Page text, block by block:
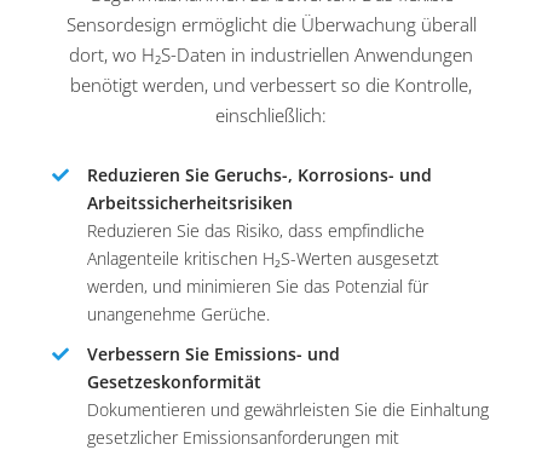
Sensordesign ermöglicht die Überwachung überall
dort, wo H₂S-Daten in industriellen Anwendungen
benötigt werden, und verbessert so die Kontrolle,
einschließlich:
Reduzieren Sie Geruchs-, Korrosions- und
Arbeitssicherheitsrisiken
Reduzieren Sie das Risiko, dass empfindliche
Anlagenteile kritischen H₂S-Werten ausgesetzt
werden, und minimieren Sie das Potenzial für
unangenehme Gerüche.
Verbessern Sie Emissions- und
Gesetzeskonformität
Dokumentieren und gewährleisten Sie die Einhaltung
gesetzlicher Emissionsanforderungen mit